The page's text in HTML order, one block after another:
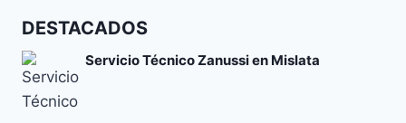
Códigos de error y su significado
DESTACADOS
Servicio Técnico Zanussi en Mislata